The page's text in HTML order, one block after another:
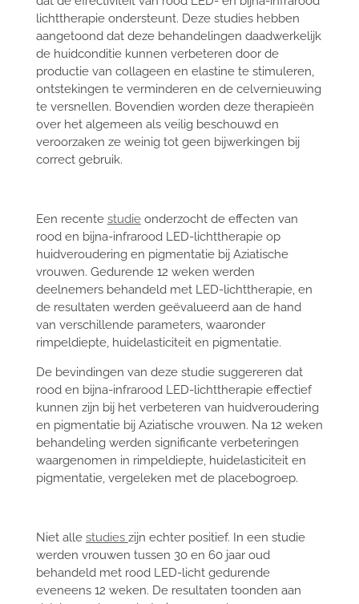
lichttherapie ondersteunt. Deze studies hebben
aangetoond dat deze behandelingen daadwerkelijk
de huidconditie kunnen verbeteren door de
productie van collageen en elastine te stimuleren,
ontstekingen te verminderen en de celvernieuwing
te versnellen. Bovendien worden deze therapieën
over het algemeen als veilig beschouwd en
veroorzaken ze weinig tot geen bijwerkingen bij
correct gebruik.
Een recente studieonderzocht de effecten van
rood en bijna-infrarood LED-lichttherapie op
huidveroudering en pigmentatie bij Aziatische
vrouwen. Gedurende 12 weken werden
deelnemers behandeld met LED-lichttherapie, en
de resultaten werden geëvalueerd aan de hand
van verschillende parameters, waaronder
rimpeldiepte, huidelasticiteit en pigmentatie.
De bevindingen van deze studie suggereren dat
rood en bijna-infrarood LED-lichttherapie effectief
kunnen zijn bij het verbeteren van huidveroudering
en pigmentatie bij Aziatische vrouwen. Na 12 weken
behandeling werden significante verbeteringen
waargenomen in rimpeldiepte, huidelasticiteit en
pigmentatie, vergeleken met de placebogroep.
Niet alle studies zijn echter positief. In een studie
werden vrouwen tussen 30 en 60 jaar oud
behandeld met rood LED-licht gedurende
eveneens 12 weken. De resultaten toonden aan